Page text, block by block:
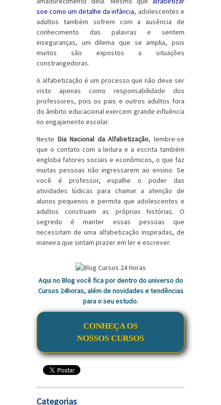
soe como um detalhe da infância, adolescentes e
adultos também sofrem com a ausência de
conhecimento das palavras e sentem
inseguranças, um dilema que se amplia, pois
muitos são expostos a situações
constrangedoras.
A alfabetização é um processo que não deve ser
visto apenas como responsabilidade dos
professores, pois os pais e outros adultos fora
do âmbito educacional exercem grande influência
no engajamento escolar.
Neste Dia Nacional da Alfabetização, lembre-se
que o contato com a leitura e a escrita também
engloba fatores sociais e econômicos, o que faz
muitas pessoas não ingressarem ao ensino. Se
você é professor, espalhe o poder das
atividades lúdicas para chamar a atenção de
alunos pequenos e permita que adolescentes e
adultos construam as próprias histórias. O
segredo é manter essas pessoas que
necessitam de uma alfabetização inspiradas, de
maneira que sintam prazer em ler e escrever.
Aqui no Blog você fica por dentro do universo do
Cursos 24horas, além de novidades e tendências
para o seu estudo.
CONHEÇA OS
NOSSOS CURSOS
Categorias